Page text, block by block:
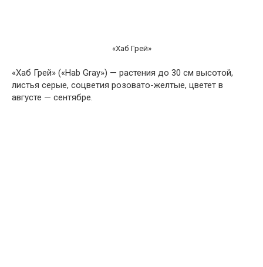
«Хаб Грей»
«Хаб Грей» («Hab Gray») — растения до 30 см высотой,
листья серые, соцветия розовато-желтые, цветет в
августе — сентябре.